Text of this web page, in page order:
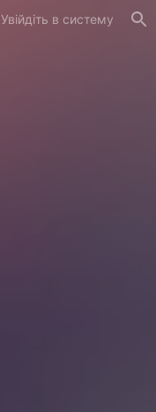
Увійдіть в систему